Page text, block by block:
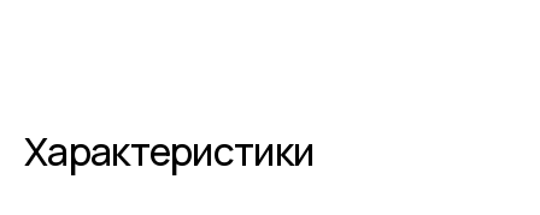
Характеристики